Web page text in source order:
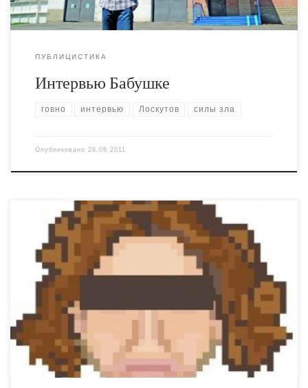
ПУБЛИЦИСТИКА
Интервью Бабушке
говно интервью Лоскутов силы зла
Опубликовано 29.08.2011
Дал вот интервью для какого-то сайта, ничего нового,
но есть пара неплохих моментов.
http://polemika.com.ua/index/news/news_id/71378/
Изменилось ли с тех пор в стране положение с
общественной моралью? К лучшему или к худшему? – В
принципе, градус идиотизма остался прежним. Немного
изменилось соотношение сил между религиозными
конфессиями, УПЦ МП вырвалась далеко вперёд, и […]